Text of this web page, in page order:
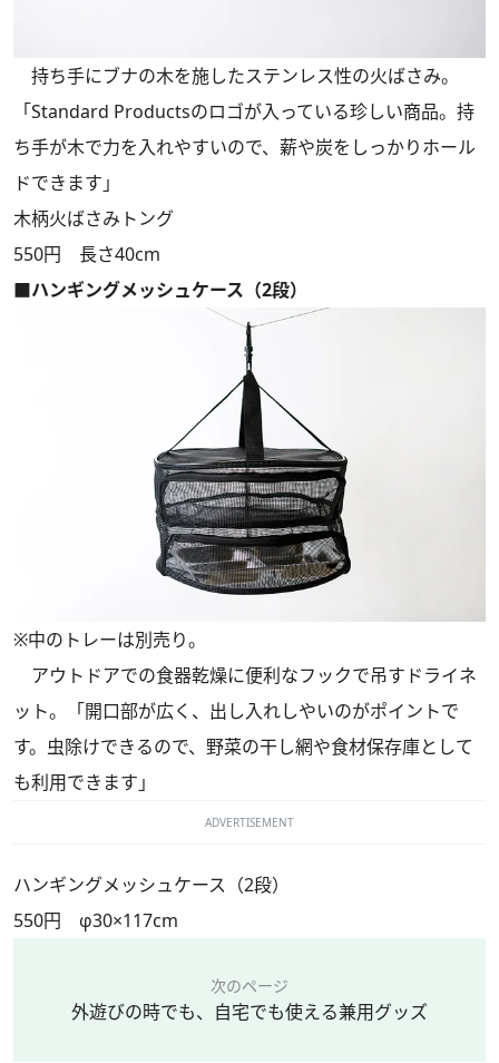
持ち手にブナの木を施したステンレス性の火ばさみ。
「Standard Productsのロゴが入っている珍しい商品。持
ち手が木で力を入れやすいので、薪や炭をしっかりホール
ドできます」
木柄火ばさみトング
550円 長さ40cm
■ハンギングメッシュケース（2段）
※中のトレーは別売り。
アウトドアでの食器乾燥に便利なフックで吊すドライネ
ット。「開口部が広く、出し入れしやいのがポイントで
す。虫除けできるので、野菜の干し網や食材保存庫として
も利用できます」
ADVERTISEMENT
ハンギングメッシュケース（2段）
550円 φ30×117cm
次のページ
外遊びの時でも、自宅でも使える兼用グッズ